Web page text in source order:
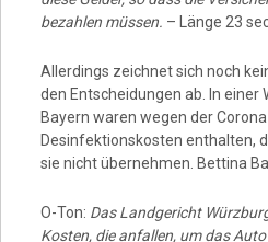
bezahlen müssen. – Länge 23
Allerdings zeichnet sich noch
den Entscheidungen ab. In einer
Bayern waren wegen der
Desinfektionskosten enthalten,
sie nicht übernehmen. Bettina
O-Ton: Das Landgericht
Kosten, die anfallen, um das